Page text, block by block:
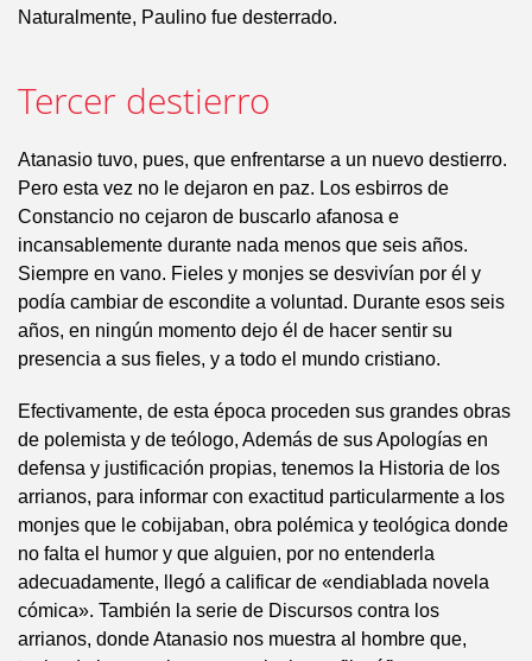
Naturalmente, Paulino fue desterrado.
Tercer destierro
Atanasio tuvo, pues, que enfrentarse a un nuevo destierro.
Pero esta vez no le dejaron en paz. Los esbirros de
Constancio no cejaron de buscarlo afanosa e
incansablemente durante nada menos que seis años.
Siempre en vano. Fieles y monjes se desvivían por él y
podía cambiar de escondite a voluntad. Durante esos seis
años, en ningún momento dejo él de hacer sentir su
presencia a sus fieles, y a todo el mundo cristiano.
Efectivamente, de esta época proceden sus grandes obras
de polemista y de teólogo, Además de sus Apologías en
defensa y justificación propias, tenemos la Historia de los
arrianos, para informar con exactitud particularmente a los
monjes que le cobijaban, obra polémica y teológica donde
no falta el humor y que alguien, por no entenderla
adecuadamente, llegó a calificar de «endiablada novela
cómica». También la serie de Discursos contra los
arrianos, donde Atanasio nos muestra al hombre que,